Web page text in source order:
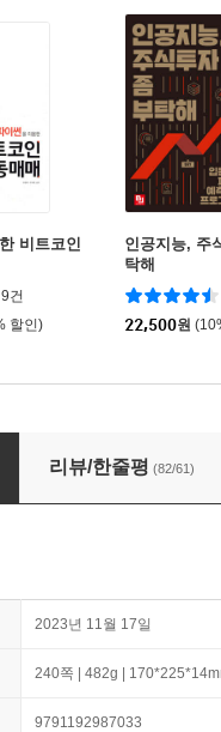
비트코인
9건
할인)
인공지능, 주
탁해
22,500원
& 암호화폐 자동매매 시
리뷰/한줄평 (82/61)
2023년 11월 17일
240쪽 | 482g |
9791192987033